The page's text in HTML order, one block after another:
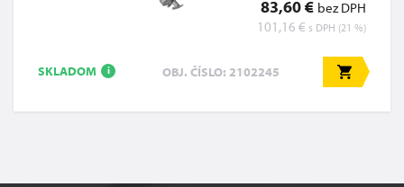
83,60 € bez DPH
101,16 € s DPH (21 %)
SKLADOM i OBJ. ČÍSLO: 2102245